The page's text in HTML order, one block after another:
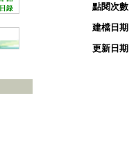
點閱次數
建檔日期
更新日期